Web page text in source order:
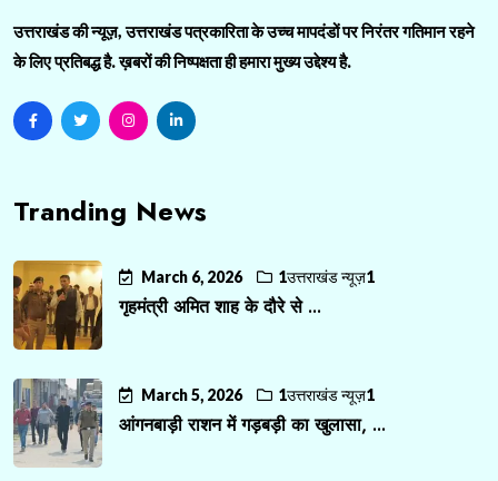
उत्तराखंड की न्यूज़, उत्तराखंड पत्रकारिता के उच्च मापदंडों पर निरंतर गतिमान रहने
के लिए प्रतिबद्ध है. ख़बरों की निष्पक्षता ही हमारा मुख्य उद्देश्य है.
Tranding News
March 6, 2026 1उत्तराखंड न्यूज़1
गृहमंत्री अमित शाह के दौरे से ...
March 5, 2026 1उत्तराखंड न्यूज़1
आंगनबाड़ी राशन में गड़बड़ी का खुलासा, ...